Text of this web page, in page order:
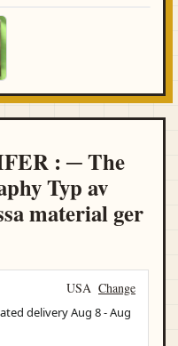
: ─ The
Typ av
material ger
USA Change
deliveryAug 8-Aug